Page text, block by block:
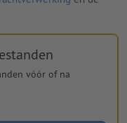
vóór of na